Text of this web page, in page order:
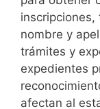
nombre y
trámites y
expedientes
afectan al